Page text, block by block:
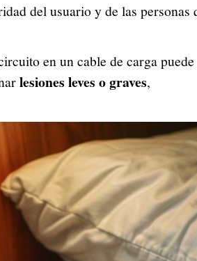
del usuario y de las personas
en un cable de carga puede
lesiones leves o graves,